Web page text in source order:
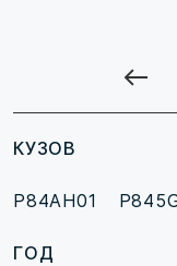
КУЗОВ
P84AH01
ГОД